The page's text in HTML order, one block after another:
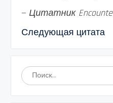
— Цитатник
Следующая цитата
Найти: